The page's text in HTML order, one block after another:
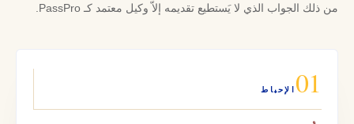
من ذلك الجواب الذي لا يَستطيع تقديمه إلاّ وكيل معتمد كـ PassPro.
01 الإحباط